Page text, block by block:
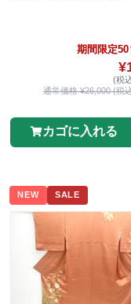
期間限定50
(税
通常価格 ¥26,000 (税
カゴに入れる
NEW SALE